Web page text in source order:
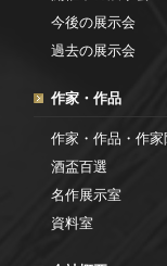
今後の展示会
過去の展示会
作家・作品
作家・作品・作家
酒盃百選
名作展示室
資料室